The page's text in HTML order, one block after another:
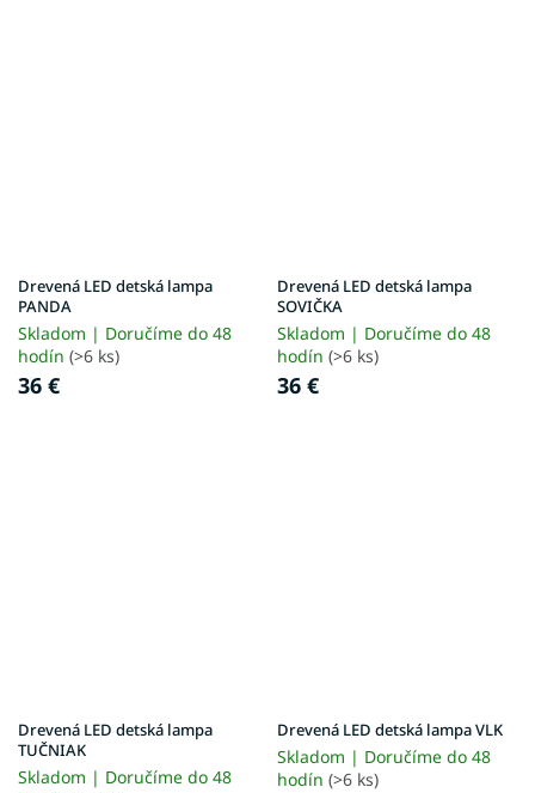
Drevená LED detská lampa
PANDA
Skladom | Doručíme do 48
hodín (>6 ks)
36 €
Drevená LED detská lampa
SOVIČKA
Skladom | Doručíme do 48
hodín (>6 ks)
36 €
Drevená LED detská lampa
TUČNIAK
Skladom | Doručíme do 48
Drevená LED detská lampa VLK
Skladom | Doručíme do 48
hodín (>6 ks)